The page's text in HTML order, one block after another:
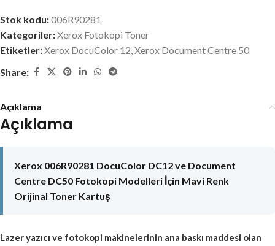
Stok kodu:006R90281
Kategoriler:Xerox Fotokopi Toner
Etiketler:Xerox DocuColor 12,Xerox Document Centre 50
Share:
Açıklama
Açıklama
Xerox 006R90281 DocuColor DC12 ve Document
Centre DC50 Fotokopi Modelleri İçin Mavi Renk
Orijinal Toner Kartuş
Lazer yazıcı ve fotokopi makinelerinin ana baskı maddesi olan